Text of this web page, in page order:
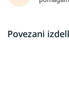
Povezani